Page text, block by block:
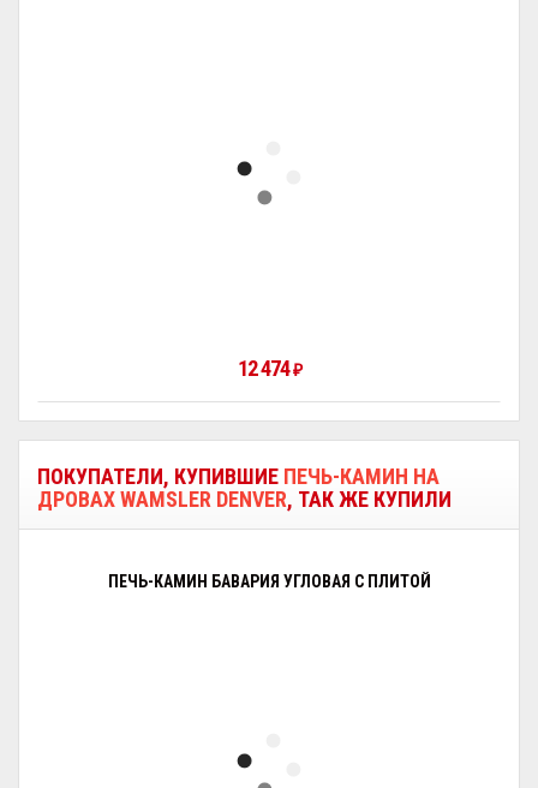
12 474₽
ПОКУПАТЕЛИ, КУПИВШИЕ ПЕЧЬ-КАМИН НА
ДРОВАХ WAMSLER DENVER, ТАК ЖЕ КУПИЛИ
ПЕЧЬ-КАМИН БАВАРИЯ УГЛОВАЯ С ПЛИТОЙ